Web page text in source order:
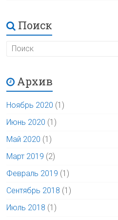
Поиск
Архив
Ноябрь 2020 (1)
Июнь 2020 (1)
Май 2020 (1)
Март 2019 (2)
Февраль 2019 (1)
Сентябрь 2018 (1)
Июль 2018 (1)